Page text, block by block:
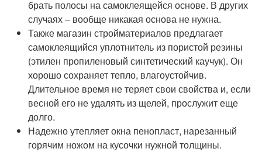
брать полосы на самоклеящейся основе. В других
случаях – вообще никакая основа не нужна.
Также магазин стройматериалов предлагает
самоклеящийся уплотнитель из пористой резины
(этилен пропиленовый синтетический каучук). Он
хорошо сохраняет тепло, влагоустойчив.
Длительное время не теряет свои свойства и, если
весной его не удалять из щелей, прослужит еще
долго.
Надежно утепляет окна пенопласт, нарезанный
горячим ножом на кусочки нужной толщины.